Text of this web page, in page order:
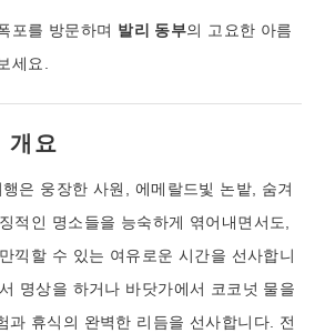
포를 방문하며 발리 동부의 고요한 아름
세요.
개요
은 웅장한 사원, 에메랄드빛 논밭, 숨겨
적인 명소들을 능숙하게 엮어내면서도,
끽할 수 있는 여유로운 시간을 선사합니
명상을 하거나 바닷가에서 코코넛 물을
과 휴식의 완벽한 리듬을 선사합니다. 전